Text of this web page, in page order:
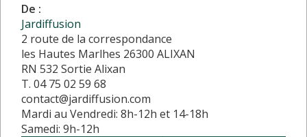
De :
Jardiffusion
2 route de la correspondance
les Hautes Marlhes 26300 ALIXAN
RN 532 Sortie Alixan
T. 04 75 02 59 68
contact@jardiffusion.com
Mardi au Vendredi: 8h-12h et 14-18h
Samedi: 9h-12h